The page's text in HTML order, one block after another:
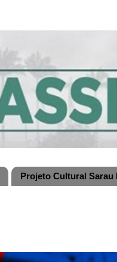
Projeto Cultural